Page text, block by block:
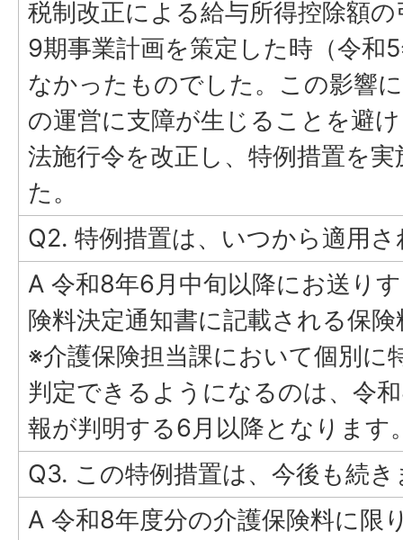
税制改正による給与所得控除額
9期事業計画を策定した時（令和
なかったものでした。この影響
の運営に支障が生じることを避
法施行令を改正し、特例措置を
た。
Q2. 特例措置は、いつから適用
A 令和8年6月中旬以降にお送り
険料決定通知書に記載される保
※介護保険担当課において個別に
判定できるようになるのは、令
報が判明する6月以降となります
Q3. この特例措置は、今後も続
A 令和8年度分の介護保険料に限